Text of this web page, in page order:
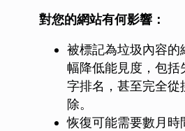
對您的網站有何影響：
被標記為垃圾內容的
幅降低能見度，包括
字排名，甚至完全從
除。
恢復可能需要數月時